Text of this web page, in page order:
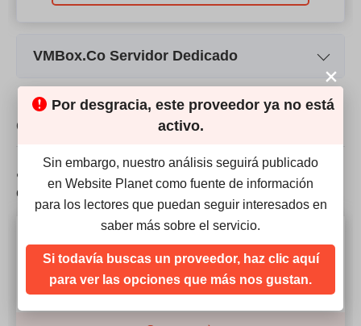
VMBox.Co Servidor Dedicado
RAM
4 x 3.50GHz
16 GB
COMPARACIÓN
¿Cómo se compara VMBox.Co con sus
competidores?
Nuestra puntuación
4.9
Por desgracia, este proveedor ya no está
activo.
Sin embargo, nuestro análisis seguirá publicado
en Website Planet como fuente de información
para los lectores que puedan seguir interesados en
saber más sobre el servicio.
Si todavía buscas un proveedor, haz clic aquí
para ver las opciones que más nos gustan.